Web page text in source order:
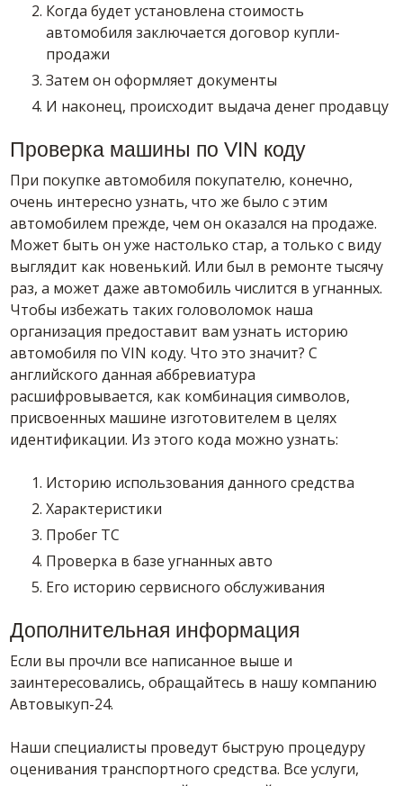
Когда будет установлена стоимость
автомобиля заключается договор купли-
продажи
Затем он оформляет документы
И наконец, происходит выдача денег продавцу
Проверка машины по VIN коду
При покупке автомобиля покупателю, конечно,
очень интересно узнать, что же было с этим
автомобилем прежде, чем он оказался на продаже.
Может быть он уже настолько стар, а только с виду
выглядит как новенький. Или был в ремонте тысячу
раз, а может даже автомобиль числится в угнанных.
Чтобы избежать таких головоломок наша
организация предоставит вам узнать историю
автомобиля по VIN коду. Что это значит? С
английского данная аббревиатура
расшифровывается, как комбинация символов,
присвоенных машине изготовителем в целях
идентификации. Из этого кода можно узнать:
Историю использования данного средства
Характеристики
Пробег ТС
Проверка в базе угнанных авто
Его историю сервисного обслуживания
Дополнительная информация
Если вы прочли все написанное выше и
заинтересовались, обращайтесь в нашу компанию
Автовыкуп-24.
Наши специалисты проведут быструю процедуру
оценивания транспортного средства. Все услуги,